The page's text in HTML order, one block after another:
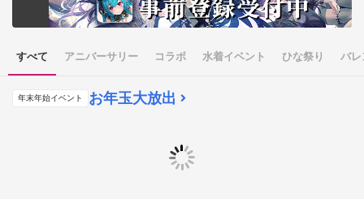
すべて アニバーサリー コラボ 水着イベント ひな祭り バレ
年末年始イベント お年玉大放出